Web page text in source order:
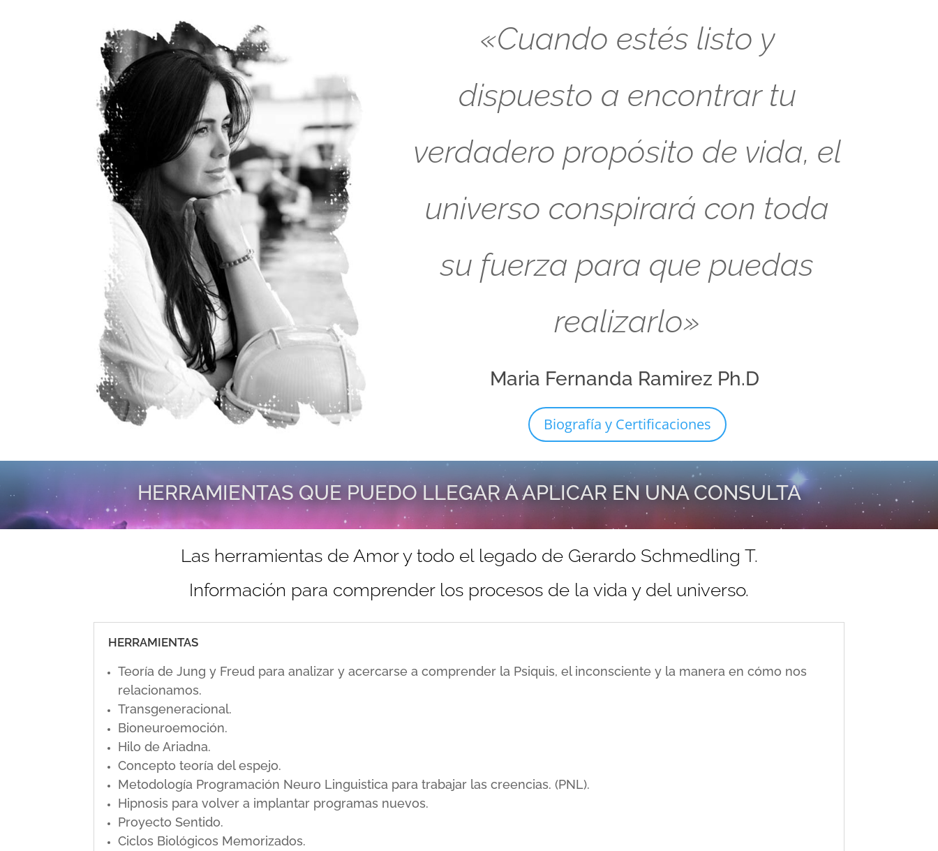
«Cuando estés listo y
dispuesto a encontrar tu
verdadero propósito de vida, el
universo conspirará con toda
su fuerza para que puedas
realizarlo»
Maria Fernanda Ramirez Ph.D
Biografía y Certificaciones
HERRAMIENTAS QUE PUEDO LLEGAR A APLICAR EN UNA CONSULTA
Las herramientas de Amor y todo el legado de Gerardo Schmedling T.
Información para comprender los procesos de la vida y del universo.
HERRAMIENTAS
Teoría de Jung y Freud para analizar y acercarse a comprender la Psiquis, el inconsciente y la manera en cómo nos
relacionamos.
Transgeneracional.
Bioneuroemoción.
Hilo de Ariadna.
Concepto teoría del espejo.
Metodología Programación Neuro Linguistica para trabajar las creencias. (PNL).
Hipnosis para volver a implantar programas nuevos.
Proyecto Sentido.
Ciclos Biológicos Memorizados.